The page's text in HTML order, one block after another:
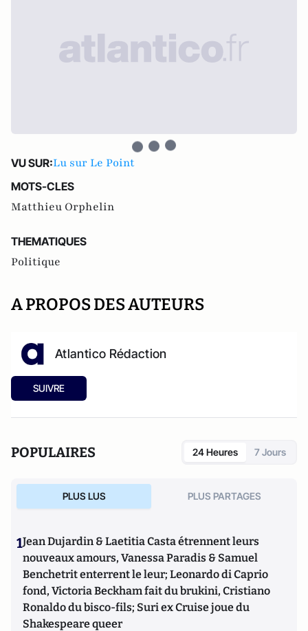
VU SUR:Lu sur Le Point
MOTS-CLES
Matthieu Orphelin
THEMATIQUES
Politique
A PROPOS DES AUTEURS
Atlantico Rédaction
SUIVRE
POPULAIRES 24 Heures 7 Jours
PLUS LUS PLUS PARTAGES
1Jean Dujardin & Laetitia Casta étrennent leurs
nouveaux amours, Vanessa Paradis & Samuel
Benchetrit enterrent le leur; Leonardo di Caprio
fond, Victoria Beckham fait du brukini, Cristiano
Ronaldo du bisco-fils; Suri ex Cruise joue du
Shakespeare queer